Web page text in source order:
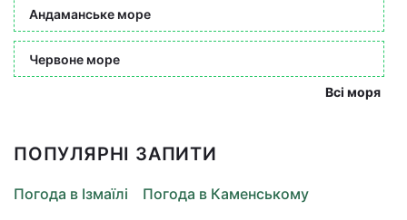
Андаманське море
Червоне море
Всі моря
ПОПУЛЯРНІ ЗАПИТИ
Погода в Ізмаїлі
Погода в Каменському